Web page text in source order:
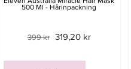
500 Ml - Hårinpackning
399 kr 319,20 kr